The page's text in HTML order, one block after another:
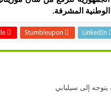
المشرفة.
+ Stumbleupon LinkedIn
إلى سيلبابي